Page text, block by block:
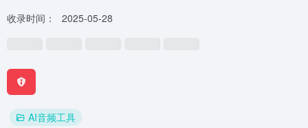
收录时间： 2025-05-28
AI音频工具